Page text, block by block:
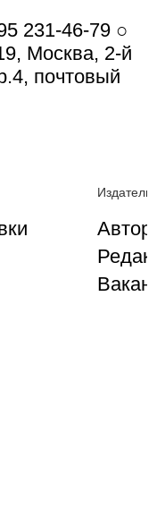
231-46-79 ○
Москва, 2-й
почтовый